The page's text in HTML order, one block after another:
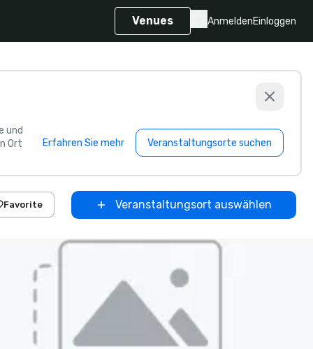
Venues AnmeldenEinloggen
und
Ort
Erfahren Sie mehr Veranstaltungsorte suchen
Favorite Veranstaltungsort auswählen